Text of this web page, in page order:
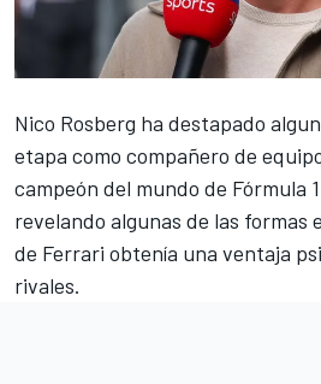
Nico Rosberg ha destapado
etapa como compañero de
campeón del mundo de Fórmula 1
revelando algunas de las formas
de Ferrari obtenía una ventaja
rivales.